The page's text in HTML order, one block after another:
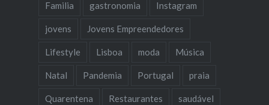
Familia gastronomia Instagram
jovens Jovens Empreendedores
Lifestyle Lisboa moda Música
Natal Pandemia Portugal praia
Quarentena Restaurantes saudável